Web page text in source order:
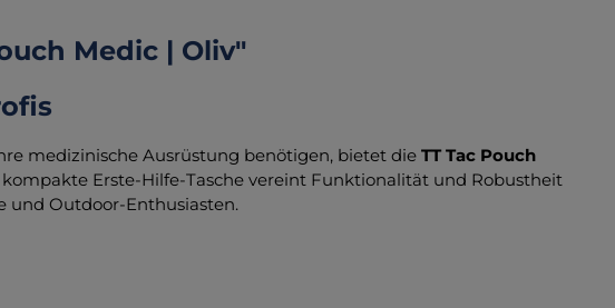
Medic | Oliv"
medizinische Ausrüstung benötigen, bietet die TT Tac Pouch
Erste-Hilfe-Tasche vereint Funktionalität und Robustheit
und Outdoor-Enthusiasten.